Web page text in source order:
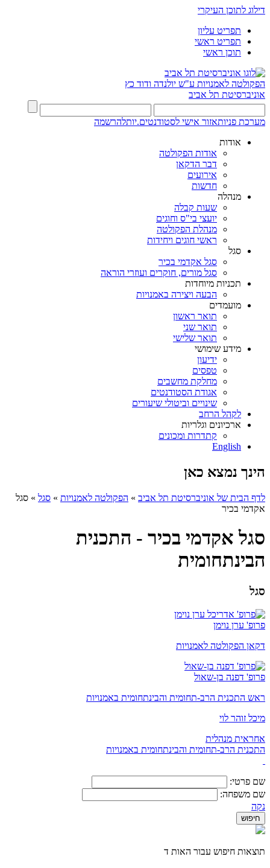
דילוג לתוכן העיקרי
תפריט עליון
תפריט ראשי
תוכן ראשי
הפקולטה לאמנויות ע"ש יולנדה ודוד כץ
אוניברסיטת תל אביב
מערכת פניותאזור אישי לסטודנטים.יותלהרשמה
אודות
אודות הפקולטה
דבר הדקאן
אירועים
חדשות
מנהלה
שעות קבלה
יועצי בי"ס וחוגים
מנהלת הפקולטה
ראשי חוגים ויחידות
סגל
סגל אקדמי בכיר
סגל מורים, חוקרים ועוזרי הוראה
תכניות מיוחדות
הבעה ויצירה באמנויות
מועמדים
תואר ראשון
תואר שני
תואר שלישי
מידע שימושי
ידיעון
טפסים
מחלקת מחשבים
אגודת הסטודנטים
שינויים וביטולי שיעורים
לקהל הרחב
ארכיונים וגלריות
קתדרות ומכונים
English
הינך נמצא כאן
לדף הבית של אוניברסיטת תל אביב » הפקולטה לאמנויות » סגל » סגל
אקדמי בכיר
סגל אקדמי בכיר - התכנית
הבינתחומית
סגל
פרופ' ערן נוימן
דקאן הפקולטה לאמנויות
פרופ' דפנה בן-שאול
ראש התכנית הרב-תחומית והבינתחומית באמנויות
מיכל זוהר לוי
אחראית מנהלית
התכנית הרב-תחומית והבינתחומית באמנויות
שם פרטי:
שם משפחה:
נקה
תוצאות חיפוש עבור האות ד